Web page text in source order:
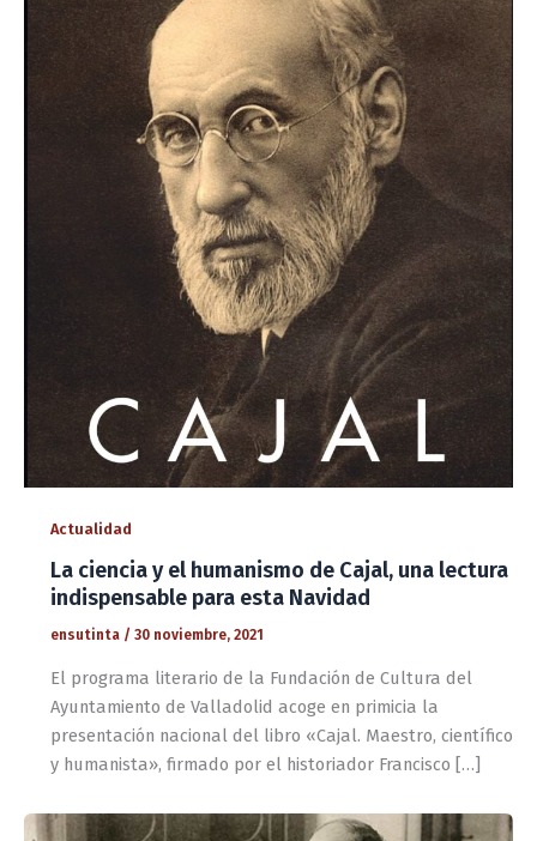
Actualidad
La ciencia y el humanismo de Cajal, una lectura
indispensable para esta Navidad
ensutinta / 30 noviembre, 2021
El programa literario de la Fundación de Cultura del
Ayuntamiento de Valladolid acoge en primicia la
presentación nacional del libro «Cajal. Maestro, científico
y humanista», firmado por el historiador Francisco […]